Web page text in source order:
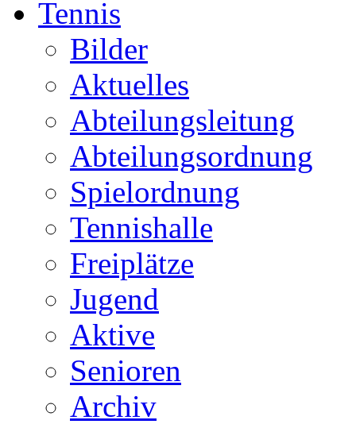
Tennis
Bilder
Aktuelles
Abteilungsleitung
Abteilungsordnung
Spielordnung
Tennishalle
Freiplätze
Jugend
Aktive
Senioren
Archiv